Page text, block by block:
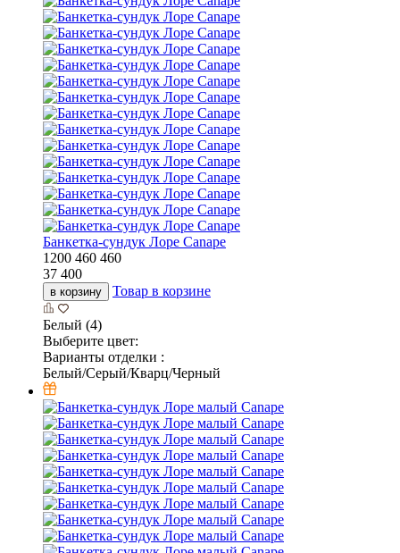
Банкетка-сундук Лоре Canape
1200 460 460
37 400
в корзину Товар в корзине
Белый (4)
Выберите цвет:
Варианты отделки :
Белый/Серый/Кварц/Черный